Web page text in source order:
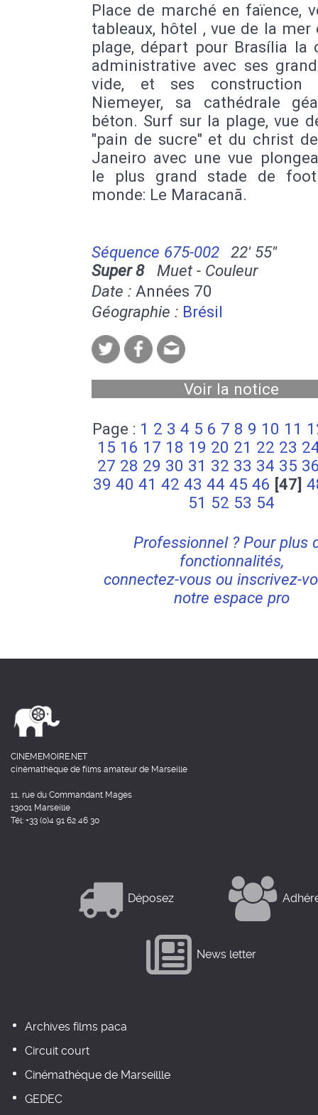
Place de marché en faïence,
tableaux, hôtel , vue de la mer
plage, départ pour Brasília la
administrative avec ses
vide, et ses construction
Niemeyer, sa cathédrale
béton. Surf sur la plage, vue
"pain de sucre" et du christ
Janeiro avec une vue
le plus grand stade de
monde: Le Maracanã.
Séquence 675-002
22' 55''
Super 8Muet - Couleur
Date : Années 70
Géographie : Brésil
Voir la notice
Page : 1 2 3 4 5 6 7 8 9 10 11
15 16 17 18 19 20 21 22 23
27 28 29 30 31 32 33 34 35
39 40 41 42 43 44 45 46 [47]
51 52 53 54
Professionnel ? Pour plus
fonctionnalités,
connectez-vous ou inscrivez-
notre espace pro
CINEMEMOIRE.NET
cinémathèque de films amateur de Marseille
11, rue du Commandant Mages
13001 Marseille
Tél: +33 (0)4 91 62 46 30
Déposez
News letter
Archives films paca
Circuit court
Cinémathèque de Marseillle
GEDEC